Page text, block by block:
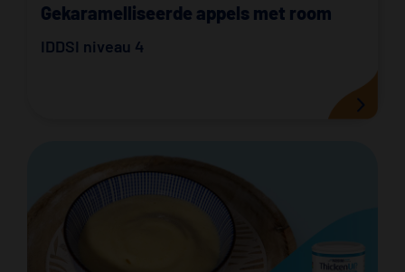
Gekaramelliseerde appels met room
IDDSI niveau 4